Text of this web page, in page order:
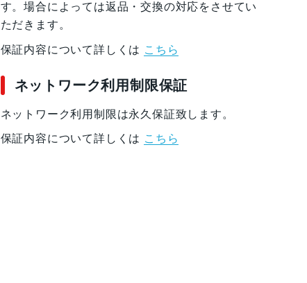
す。場合によっては返品・交換の対応をさせてい
ただきます。
保証内容について詳しくは こちら
ネットワーク利用制限保証
ネットワーク利用制限は永久保証致します。
保証内容について詳しくは こちら